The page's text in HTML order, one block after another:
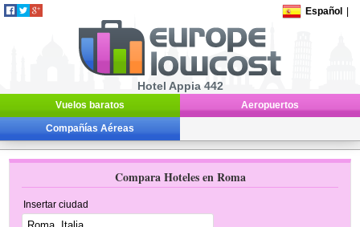
Español
Hotel Appia 442
Vuelos baratos Aeropuertos
Compañías Aéreas
Compara Hoteles en Roma
Insertar ciudad